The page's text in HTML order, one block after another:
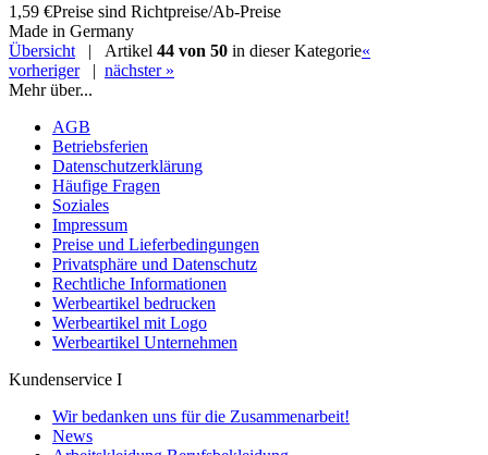
1,59 €Preise sind Richtpreise/Ab-Preise
Made in Germany
Übersicht | Artikel 44 von 50 in dieser Kategorie«
vorheriger| nächster »
Mehr über...
AGB
Betriebsferien
Datenschutzerklärung
Häufige Fragen
Soziales
Impressum
Preise und Lieferbedingungen
Privatsphäre und Datenschutz
Rechtliche Informationen
Werbeartikel bedrucken
Werbeartikel mit Logo
Werbeartikel Unternehmen
Kundenservice I
Wir bedanken uns für die Zusammenarbeit!
News